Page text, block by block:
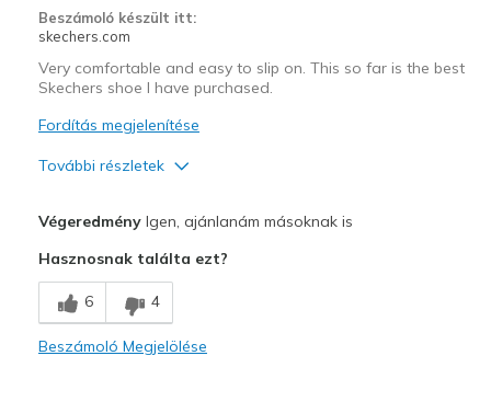
Beszámoló készült itt:
skechers.com
Very comfortable and easy to slip on. This so far is the best
Skechers shoe I have purchased.
Fordítás megjelenítése
További részletek
Breathe Well
Comfortable
VégeredményIgen, ajánlanám másoknak is
Hasznosnak találta ezt?
6 4
Beszámoló Megjelölése